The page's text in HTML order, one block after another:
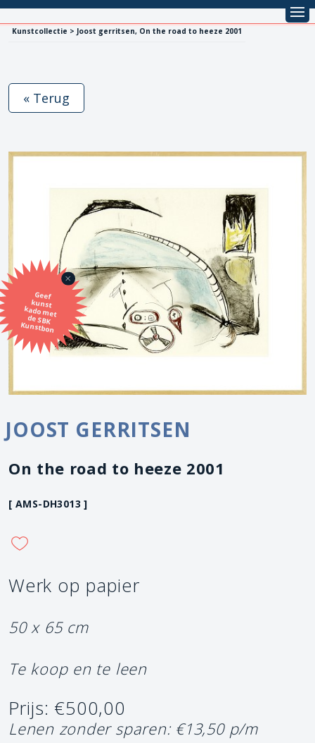
Kunstcollectie > Joost gerritsen, On the road to heeze 2001
Geef
kunst
kado met
de SBK
Kunstbon
« Terug
JOOST GERRITSEN
On the road to heeze 2001
[ AMS-DH3013 ]
Werk op papier
50 x 65 cm
Te koop en te leen
Prijs: €500,00
Lenen zonder sparen: €13,50 p/m